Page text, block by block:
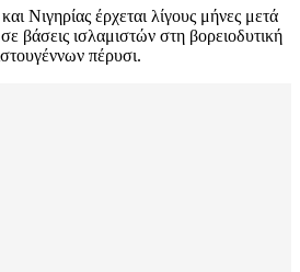
Νιγηρίας έρχεται λίγους μήνες μετά
βάσεις ισλαμιστών στη βορειοδυτική
πέρυσι.